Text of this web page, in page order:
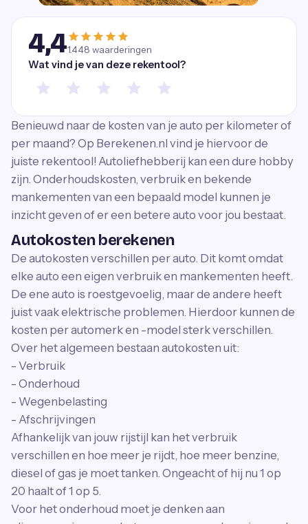
4,41.448 waarderingen
Wat vind je van deze rekentool?
Benieuwd naar de kosten van je auto per kilometer of
per maand? Op Berekenen.nl vind je hiervoor de
juiste rekentool! Autoliefhebberij kan een dure hobby
zijn. Onderhoudskosten, verbruik en bekende
mankementen van een bepaald model kunnen je
inzicht geven of er een betere auto voor jou bestaat.
Autokosten berekenen
De autokosten verschillen per auto. Dit komt omdat
elke auto een eigen verbruik en mankementen heeft.
De ene auto is roestgevoelig, maar de andere heeft
juist vaak elektrische problemen. Hierdoor kunnen de
kosten per automerk en -model sterk verschillen.
Over het algemeen bestaan autokosten uit:
- Verbruik
- Onderhoud
- Wegenbelasting
- Afschrijvingen
Afhankelijk van jouw rijstijl kan het verbruik
verschillen en hoe meer je rijdt, hoe meer benzine,
diesel of gas je moet tanken. Ongeacht of hij nu 1 op
20 haalt of 1 op 5.
Voor het onderhoud moet je denken aan